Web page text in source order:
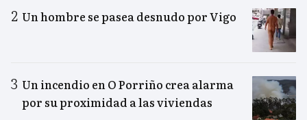
Un hombre se pasea desnudo por Vigo
Un incendio en O Porriño crea alarma
por su proximidad a las viviendas